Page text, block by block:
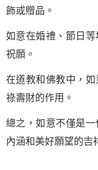
飾或贈品。
如意在婚禮、節日
祝願。
在道教和佛教中，
祿壽財的作用。
總之，如意不僅是
內涵和美好願望的吉